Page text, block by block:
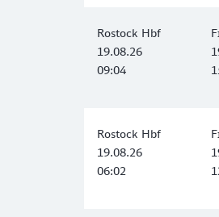
Rostock Hbf
19.08.26
09:04
Rostock Hbf
19.08.26
06:02